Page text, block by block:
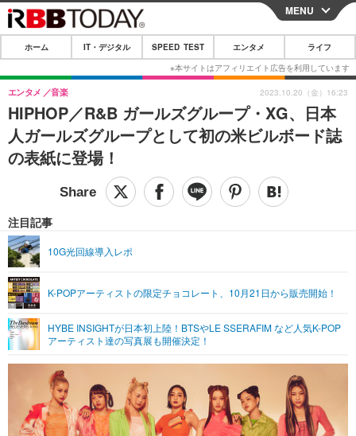
CLOSE
ホーム
IT・デジタル
IT・デジタルTOP スマートフォン
ネタ
ショッピング その他
SPEED TEST
エンタメ
エンタメTOP 映画・ドラマ
音楽
ペット
リリース一覧
プッシュ通知の停止方法
MENU
ホーム IT・デジタル SPEED TEST エンタメ ライフ
HIPHOP／R&B ガールズグループ・XG、日本
人ガールズグループとして初の米ビルボード誌
の表紙に登場！
エンタメ 音楽
注目記事
10G光回線導入レポ
K-POPアーティストの限定チョコレート、10月21日から販売開始！
HYBE INSIGHTが日本初上陸！BTSやLE SSERAFIM など人気K-POP
アーティスト達の写真展も開催決定！
2023.10.20（金）16:23